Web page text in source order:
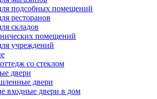
подсобных помещений
ресторанов
складов
помещений
учреждений
со стеклом
двери
двери
входные двери в дом